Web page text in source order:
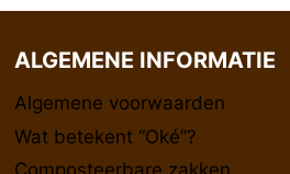
ALGEMENE INFORMATIE
Algemene voorwaarden
Wat betekent “Oké”?